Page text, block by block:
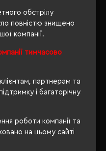
обстрілу
повністю знищено
компанії.
тимчасово
партнерам та
і багаторічну
роботи компанії та
на цьому сайті